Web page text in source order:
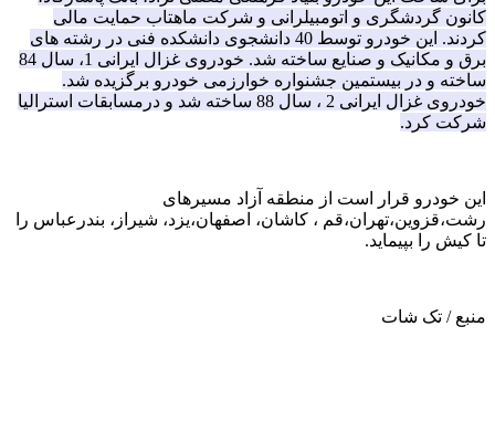
کانون گردشگری و اتومبیلرانی و شرکت ماهتاب حمایت مالی
کردند. این خودرو توسط 40 دانشجوی دانشکده فنی در رشته های
برق و مکانیک و صنایع ساخته شد. خودروی غزال ایرانی 1، سال 84
ساخته و در بیستمین جشنواره خوارزمی خودرو برگزیده شد.
خودروی غزال ایرانی 2 ، سال 88 ساخته شد و درمسابقات استرالیا
شرکت کرد.
این خودرو قرار است از منطقه آزاد مسیرهای
رشت،قزوین،تهران،قم ، کاشان، اصفهان،یزد، شیراز، بندرعباس را
تا کیش را بپیماید.
منبع / تک شات